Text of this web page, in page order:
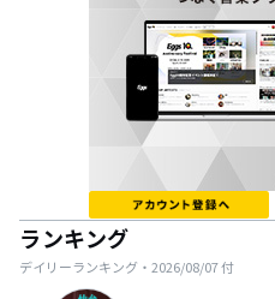
ランキング
デイリーランキング・ 2026/08/07付